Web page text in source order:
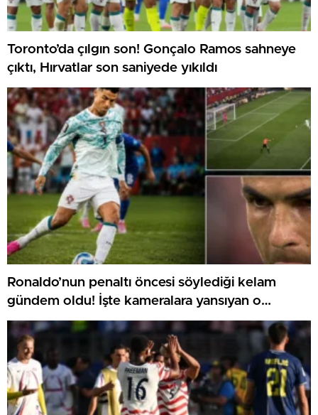
Toronto’da çılgın son! Gonçalo Ramos sahneye
çıktı, Hırvatlar son saniyede yıkıldı
Ronaldo’nun penaltı öncesi söylediği kelam
gündem oldu! İşte kameralara yansıyan o
görüntü…